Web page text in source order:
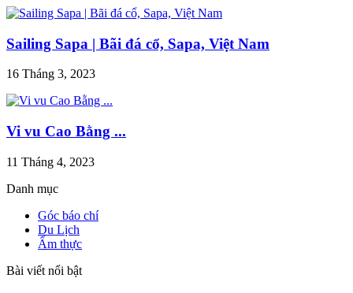
Sailing Sapa | Bãi đá cổ, Sapa, Việt Nam
16 Tháng 3, 2023
Vi vu Cao Bằng ...
11 Tháng 4, 2023
Danh mục
Góc báo chí
Du Lịch
Ẩm thực
Bài viết nổi bật